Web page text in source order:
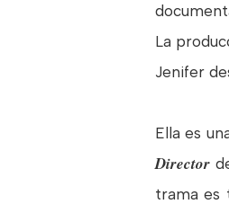
La
Jenifer
Ella es
Director
trama es